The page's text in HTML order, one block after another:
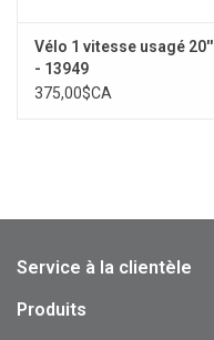
Vélo 1 vitesse usagé 20''
- 13949
375,00$CA
Service à la clientèle
Produits